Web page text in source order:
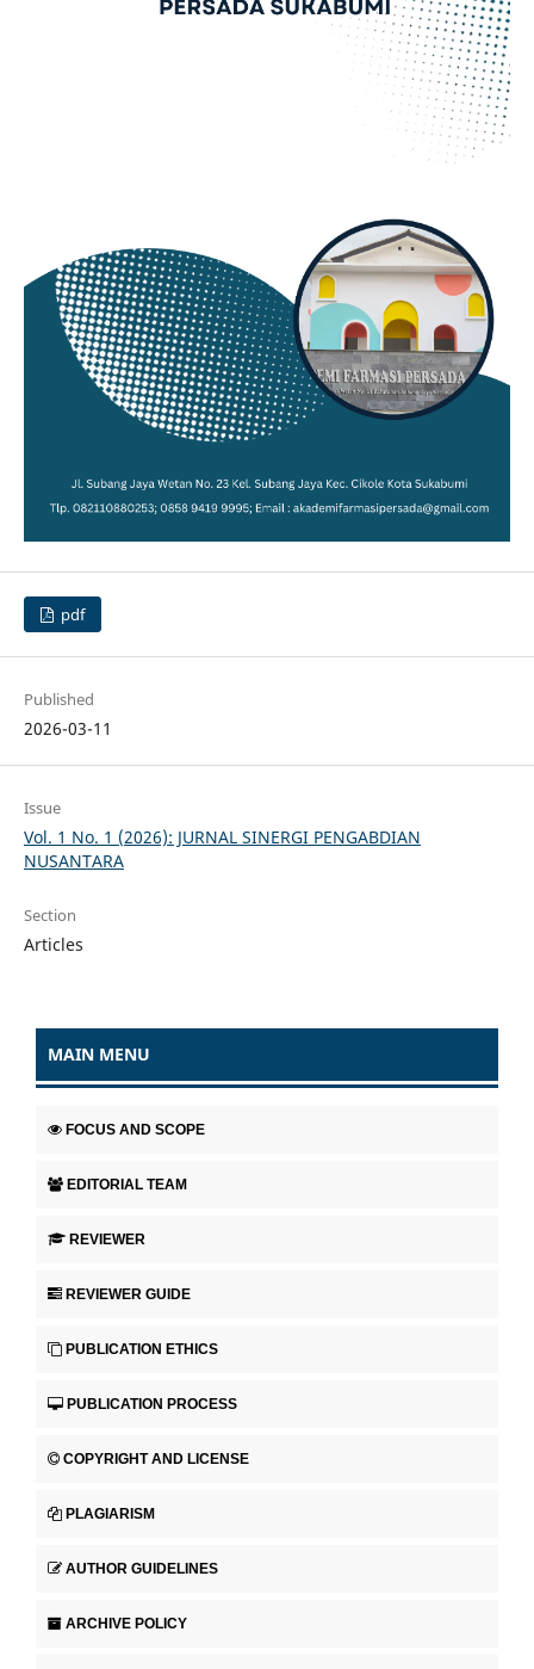
pdf
Published
2026-03-11
Issue
Vol. 1 No. 1 (2026): JURNAL SINERGI PENGABDIAN
NUSANTARA
Section
Articles
MAIN MENU
FOCUS AND SCOPE
EDITORIAL TEAM
REVIEWER
REVIEWER GUIDE
PUBLICATION ETHICS
PUBLICATION PROCESS
COPYRIGHT AND LICENSE
PLAGIARISM
AUTHOR GUIDELINES
ARCHIVE POLICY